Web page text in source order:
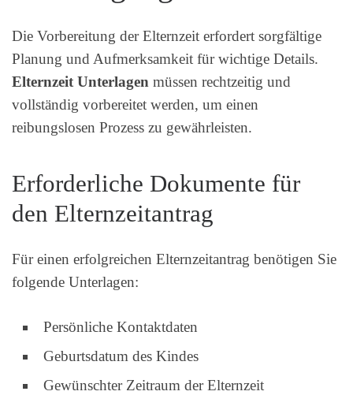
Die Vorbereitung der Elternzeit erfordert sorgfältige
Planung und Aufmerksamkeit für wichtige Details.
Elternzeit Unterlagen müssen rechtzeitig und
vollständig vorbereitet werden, um einen
reibungslosen Prozess zu gewährleisten.
Erforderliche Dokumente für
den Elternzeitantrag
Für einen erfolgreichen Elternzeitantrag benötigen Sie
folgende Unterlagen:
Persönliche Kontaktdaten
Geburtsdatum des Kindes
Gewünschter Zeitraum der Elternzeit